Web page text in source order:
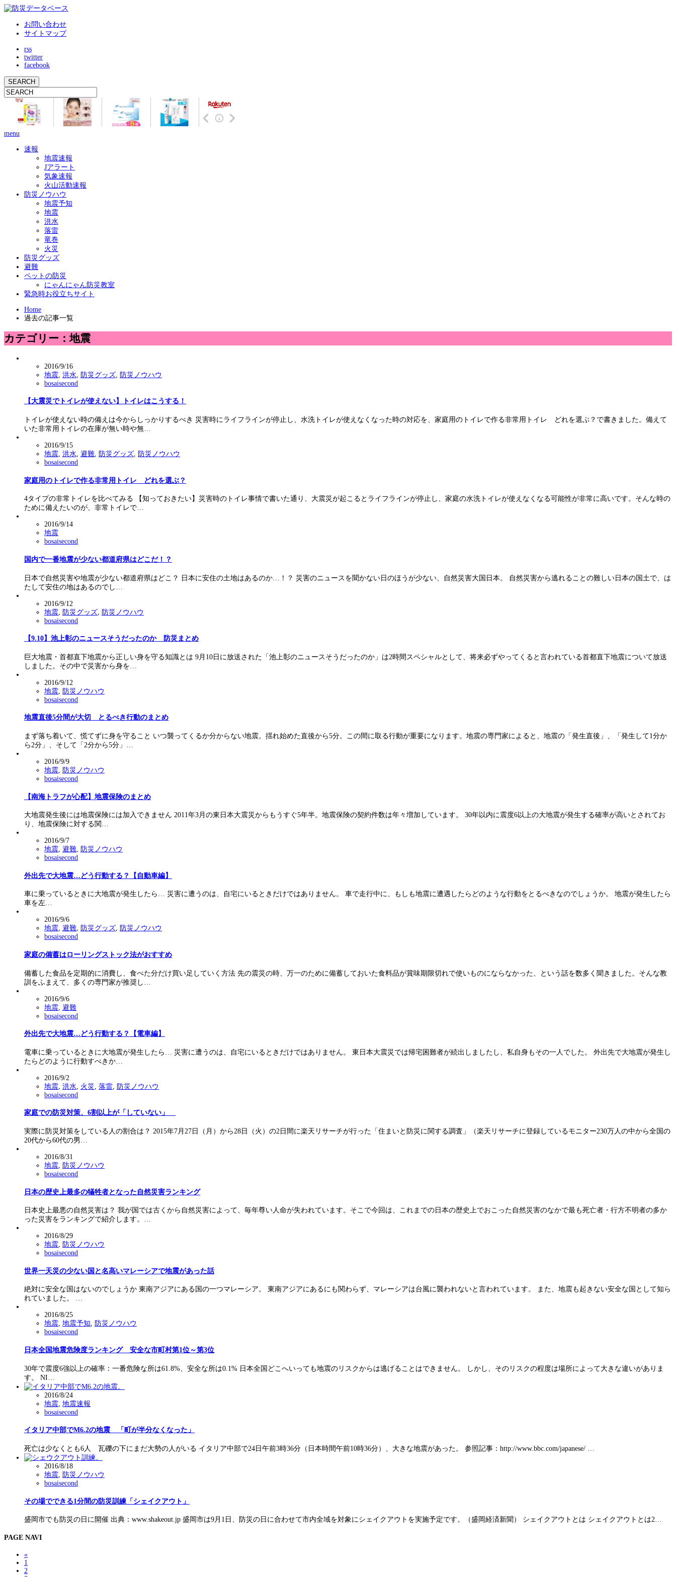
お問い合わせ
サイトマップ
rss
twitter
facebook
menu
速報
地震速報
Jアラート
気象速報
火山活動速報
防災ノウハウ
地震予知
地震
洪水
落雷
竜巻
火災
防災グッズ
避難
ペットの防災
にゃんにゃん防災教室
緊急時お役立ちサイト
Home
過去の記事一覧
カテゴリー：地震
2016/9/16
地震 洪水 防災グッズ
防災ノウハウ
bosaisecond
【大震災でトイレが使えない】トイレはこうする！
トイレが使えない時の備えは今からしっかりするべき 災害時にライフラインが停止し、水洗トイレが使えなくなった時の対応を、家庭用のトイレで作る非常用トイレ どれを選ぶ？で書きました。備えて
いた非常用トイレの在庫が無い時や無…
2016/9/15
地震, 洪水, 避難, 防災グッズ, 防災ノウハウ
bosaisecond
家庭用のトイレで作る非常用トイレ どれを選ぶ？
4タイプの非常トイレを比べてみる 【知っておきたい】災害時のトイレ事情で書いた通り、大震災が起こるとライフラインが停止し、家庭の水洗トイレが使えなくなる可能性が非常に高いです。そんな時の
ために備えたいのが、非常トイレで…
2016/9/14
地震
bosaisecond
国内で一番地震が少ない都道府県はどこだ！？
日本で自然災害や地震が少ない都道府県はどこ？ 日本に安住の土地はあるのか…！？ 災害のニュースを聞かない日のほうが少ない、自然災害大国日本。 自然災害から逃れることの難しい日本の国土で、は
たして安住の地はあるのでし…
2016/9/12
地震 防災グッズ 防災ノウハウ
bosaisecond
【9.10】池上彰のニュースそうだったのか 防災まとめ
巨大地震・首都直下地震から正しい身を守る知識とは 9月10日に放送された「池上彰のニュースそうだったのか」は2時間スペシャルとして、将来必ずやってくると言われている首都直下地震について放送
しました。その中で災害から身を…
2016/9/12
地震 防災ノウハウ
bosaisecond
地震直後5分間が大切 とるべき行動のまとめ
まず落ち着いて、慌てずに身を守ること いつ襲ってくるか分からない地震。揺れ始めた直後から5分。この間に取る行動が重要になります。地震の専門家によると、地震の「発生直後」、「発生して1分か
ら2分」、そして「2分から5分」…
2016/9/9
地震
防災ノウハウ
bosaisecond
【南海トラフが心配】地震保険のまとめ
大地震発生後には地震保険には加入できません 2011年3月の東日本大震災からもうすぐ5年半。地震保険の契約件数は年々増加しています。 30年以内に震度6以上の大地震が発生する確率が高いとされてお
り、地震保険に対する関…
2016/9/7
地震, 避難, 防災ノウハウ
bosaisecond
外出先で大地震…どう行動する？【自動車編】
車に乗っているときに大地震が発生したら… 災害に遭うのは、自宅にいるときだけではありません。 車で走行中に、もしも地震に遭遇したらどのような行動をとるべきなのでしょうか。 地震が発生したら
車を左…
2016/9/6
地震, 避難, 防災グッズ, 防災ノウハウ
bosaisecond
家庭の備蓄はローリングストック法がおすすめ
備蓄した食品を定期的に消費し、食べた分だけ買い足していく方法 先の震災の時、万一のために備蓄しておいた食料品が賞味期限切れで使いものにならなかった、という話を数多く聞きました。そんな教
訓をふまえて、多くの専門家が推奨し…
2016/9/6
地震 避難
bosaisecond
外出先で大地震…どう行動する？【電車編】
電車に乗っているときに大地震が発生したら… 災害に遭うのは、自宅にいるときだけではありません。 東日本大震災では帰宅困難者が続出しましたし、私自身もその一人でした。 外出先で大地震が発生し
たらどのように行動すべきか…
2016/9/2
地震 洪水 火災 落雷
防災ノウハウ
bosaisecond
家庭での防災対策、6割以上が「していない」
実際に防災対策をしている人の割合は？ 2015年7月27日（月）から28日（火）の2日間に楽天リサーチが行った「住まいと防災に関する調査」（楽天リサーチに登録しているモニター230万人の中から全国の
20代から60代の男…
2016/8/31
地震, 防災ノウハウ
bosaisecond
日本の歴史上最多の犠牲者となった自然災害ランキング
日本史上最悪の自然災害は？ 我が国では古くから自然災害によって、毎年尊い人命が失われています。そこで今回は、これまでの日本の歴史上でおこった自然災害のなかで最も死亡者・行方不明者の多か
った災害をランキングで紹介します。…
2016/8/29
地震, 防災ノウハウ
bosaisecond
世界一天災の少ない国と名高いマレーシアで地震があった話
絶対に安全な国はないのでしょうか 東南アジアにある国の一つマレーシア。 東南アジアにあるにも関わらず、マレーシアは台風に襲われないと言われています。 また、地震も起きない安全な国として知ら
れていました。 …
2016/8/25
地震, 地震予知, 防災ノウハウ
bosaisecond
日本全国地震危険度ランキング 安全な市町村第1位～第3位
30年で震度6強以上の確率：一番危険な所は61.8%、安全な所は0.1% 日本全国どこへいっても地震のリスクからは逃げることはできません。 しかし、そのリスクの程度は場所によって大きな違いがありま
す。 NI…
2016/8/24
地震 地震速報
bosaisecond
イタリア中部でM6.2の地震 「町が半分なくなった」
死亡は少なくとも6人 瓦礫の下にまだ大勢の人がいる イタリア中部で24日午前3時36分（日本時間午前10時36分）、大きな地震があった。 参照記事：http://www.bbc.com/japanese/ …
2016/8/18
地震
防災ノウハウ
bosaisecond
その場でできる1分間の防災訓練「シェイクアウト」
盛岡市でも防災の日に開催 出典：www.shakeout.jp 盛岡市は9月1日、防災の日に合わせて市内全域を対象にシェイクアウトを実施予定です。（盛岡経済新聞） シェイクアウトとは シェイクアウトとは2…
PAGE NAVI
«
1
2